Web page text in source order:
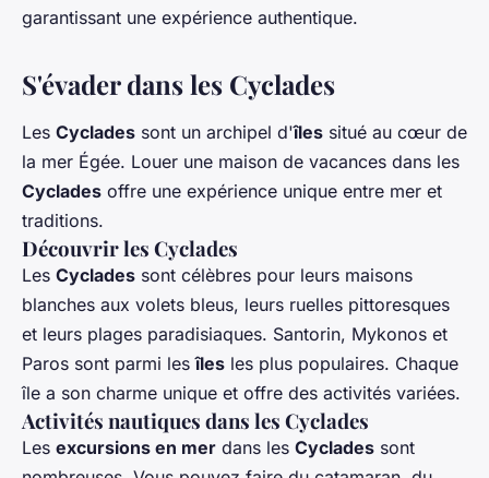
garantissant une expérience authentique.
S'évader dans les Cyclades
Les Cyclades sont un archipel d'îles situé au cœur de
la mer Égée. Louer une maison de vacances dans les
Cyclades offre une expérience unique entre mer et
traditions.
Découvrir les Cyclades
Les Cyclades sont célèbres pour leurs maisons
blanches aux volets bleus, leurs ruelles pittoresques
et leurs plages paradisiaques. Santorin, Mykonos et
Paros sont parmi lesîles les plus populaires. Chaque
île a son charme unique et offre des activités variées.
Activités nautiques dans les Cyclades
Les excursions en mer dans les Cyclades sont